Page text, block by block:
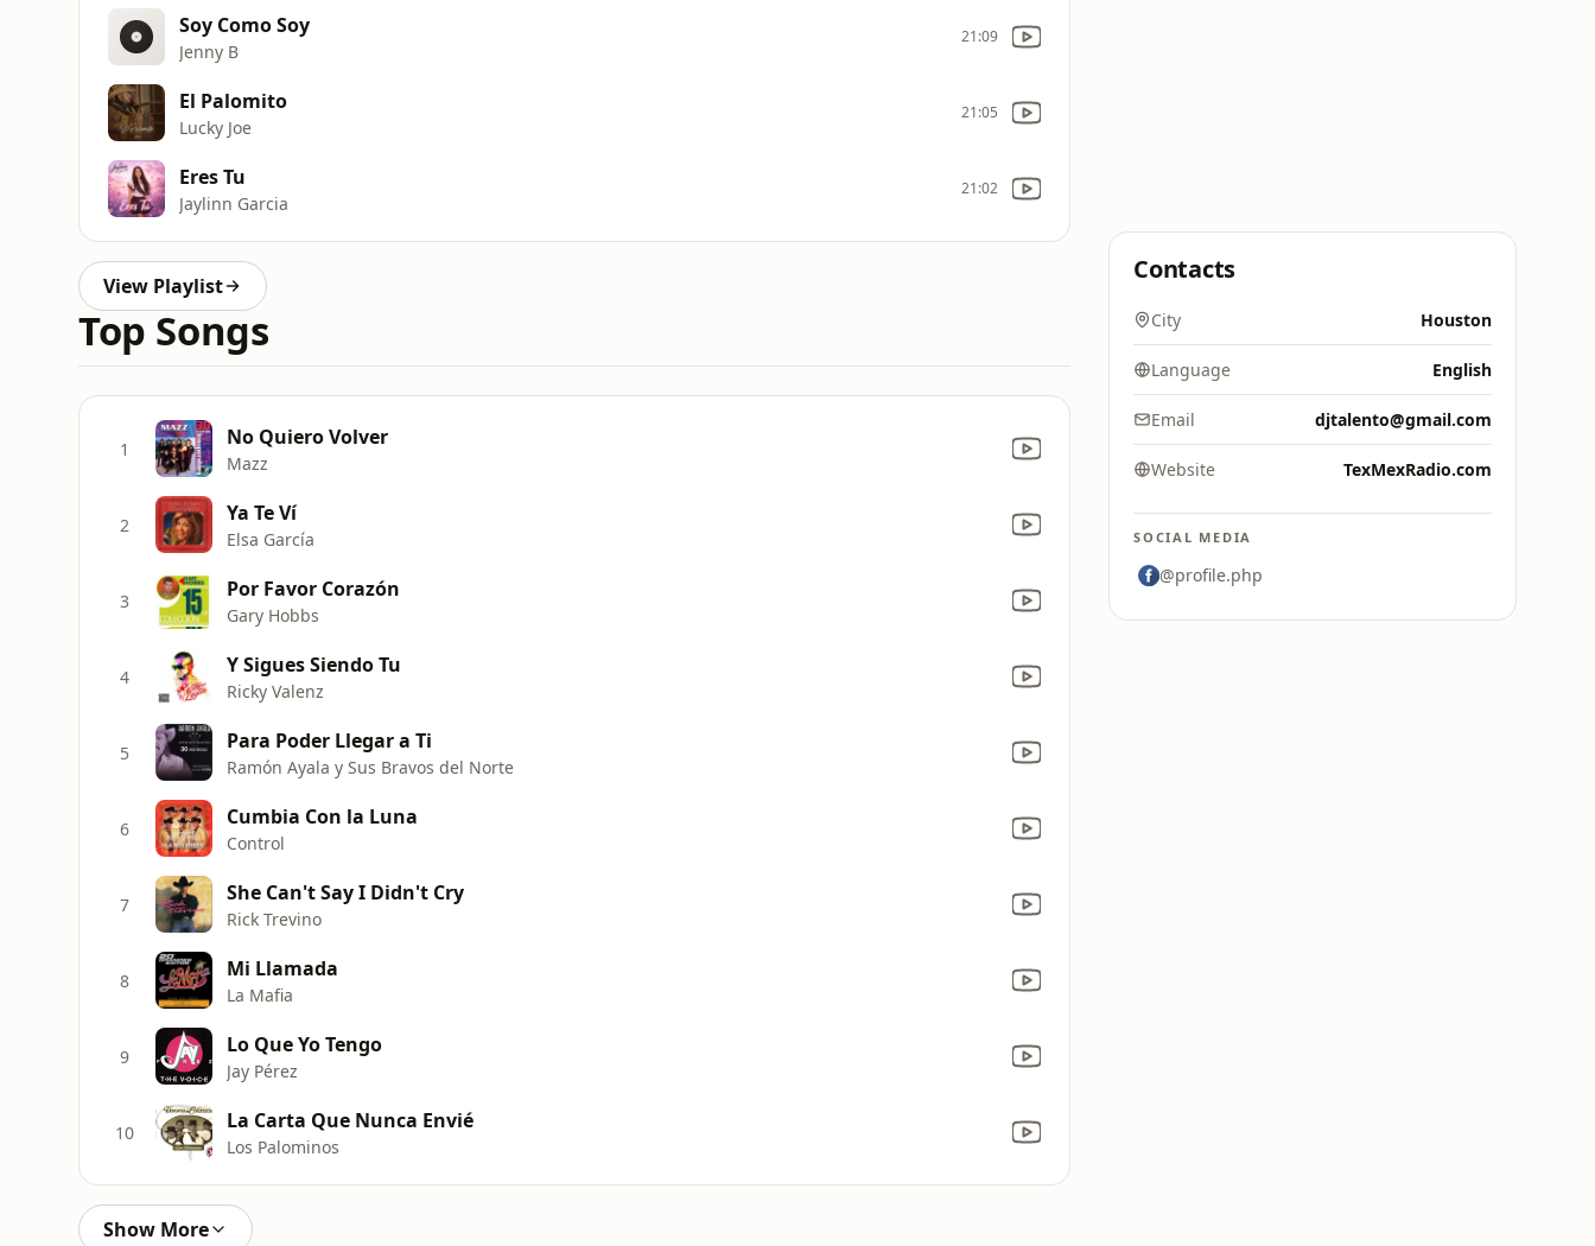
Soy Como Soy
Jenny B
21:09
El Palomito
Lucky Joe
21:05
Eres Tu
Jaylinn Garcia
21:02
View Playlist
Top Songs
1 No Quiero Volver
Mazz
2 Ya Te Ví
Elsa García
3 Por Favor Corazón
Gary Hobbs
4 Y Sigues Siendo Tu
Ricky Valenz
5 Para Poder Llegar a Ti
Ramón Ayala y Sus Bravos del Norte
6 Cumbia Con la Luna
Control
7 She Can't Say I Didn't Cry
Rick Trevino
8 Mi Llamada
La Mafia
9 Lo Que Yo Tengo
Jay Pérez
10 La Carta Que Nunca Envié
Los Palominos
Show More
Contacts
City Houston
Language English
Email djtalento@gmail.com
Website TexMexRadio.com
SOCIAL MEDIA
@profile.php